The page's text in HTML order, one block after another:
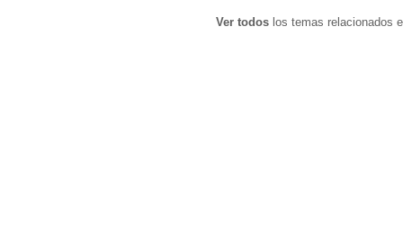
Ver todos los temas relacionados